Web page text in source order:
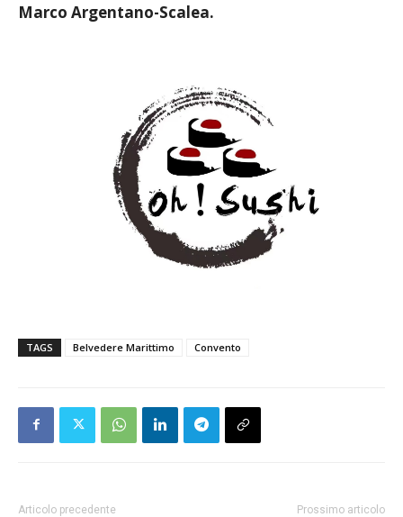
Marco Argentano-Scalea.
TAGS Belvedere Marittimo Convento
Articolo precedente Prossimo articolo